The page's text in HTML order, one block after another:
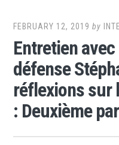
FEBRUARY 12, 2019 by
Entretien avec
défense
réflexions sur
: Deuxième